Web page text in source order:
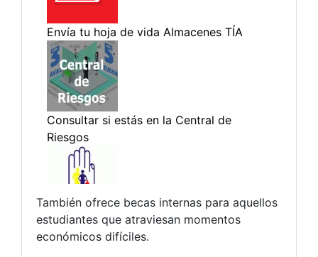
También ofrece becas internas para aquellos
estudiantes que atraviesan momentos
económicos difíciles.